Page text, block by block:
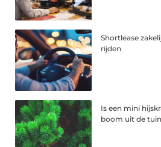
Shortlease
rijden
Is een mini
boom uit de